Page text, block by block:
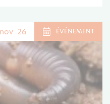
.26 ÉVÉNEMENT